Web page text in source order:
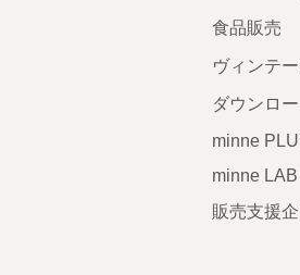
食品販売
ヴィンテ
ダウンロ
minne
minne LAB
販売支援